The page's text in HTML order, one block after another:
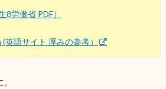
労働省 PDF）
語サイト 厚みの参考）